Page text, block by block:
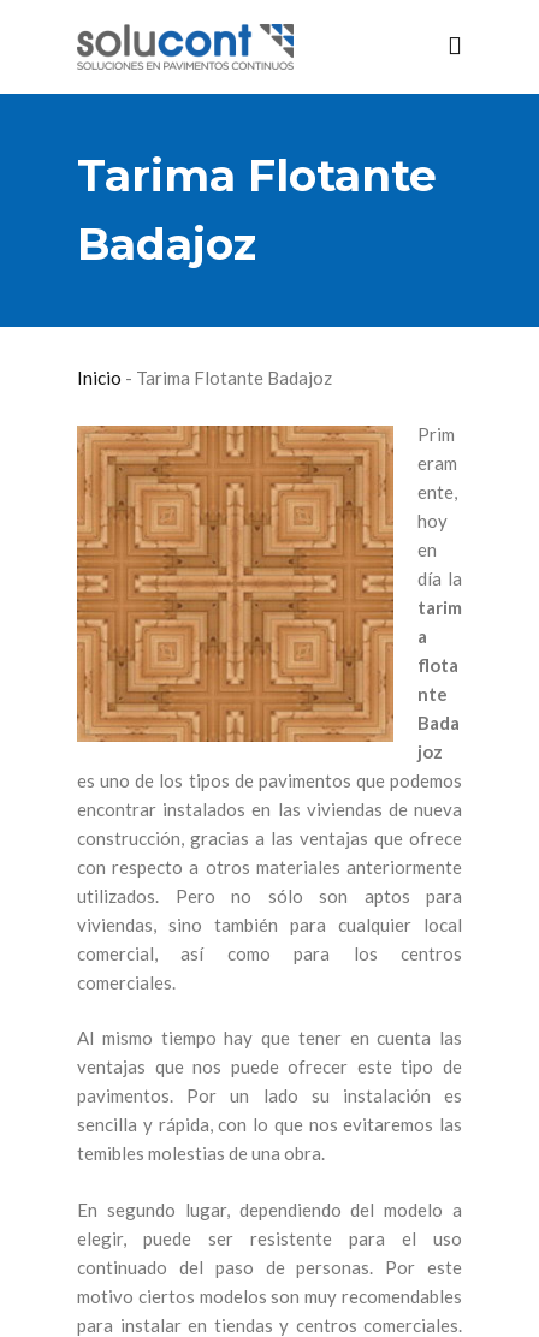
Tarima Flotante
Badajoz
Inicio - Tarima Flotante Badajoz
Prim
eram
ente,
hoy
en
día la
tarim
a
flota
nte
Bada
joz
es uno de los tipos de pavimentos que podemos
encontrar instalados en las viviendas de nueva
construcción, gracias a las ventajas que ofrece
con respecto a otros materiales anteriormente
utilizados. Pero no sólo son aptos para
viviendas, sino también para cualquier local
comercial, así como para los centros
comerciales.
Al mismo tiempo hay que tener en cuenta las
ventajas que nos puede ofrecer este tipo de
pavimentos. Por un lado su instalación es
sencilla y rápida, con lo que nos evitaremos las
temibles molestias de una obra.
En segundo lugar, dependiendo del modelo a
elegir, puede ser resistente para el uso
continuado del paso de personas. Por este
motivo ciertos modelos son muy recomendables
para instalar en tiendas y centros comerciales.